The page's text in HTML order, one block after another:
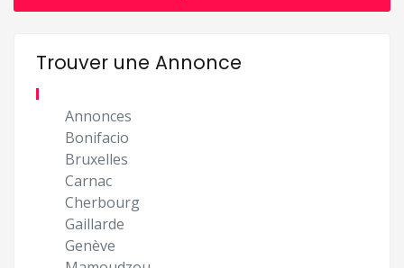
Trouver une Annonce
Annonces
Bonifacio
Bruxelles
Carnac
Cherbourg
Gaillarde
Genève